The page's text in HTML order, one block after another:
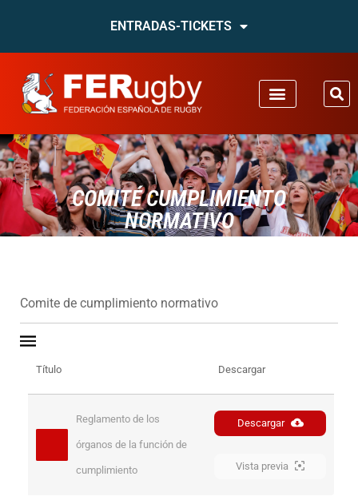
ENTRADAS-TICKETS
COMITÉ CUMPLIMIENTO
NORMATIVO
Comite de cumplimiento normativo
Título Descargar
Reglamento de los
órganos de la función de
cumplimiento
Descargar
Vista previa